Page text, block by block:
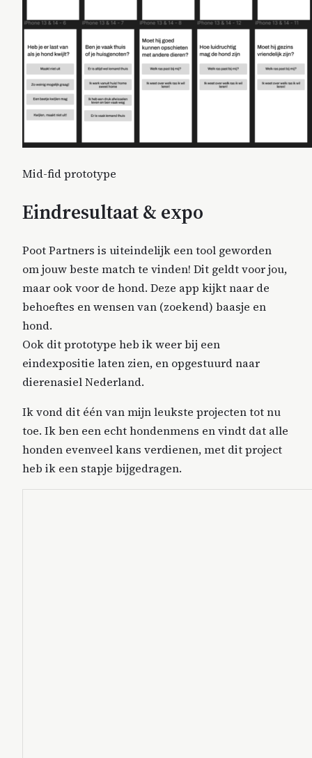
Mid-fid prototype
Eindresultaat & expo
Poot Partners is uiteindelijk een tool geworden
om jouw beste match te vinden! Dit geldt voor jou,
maar ook voor de hond. Deze app kijkt naar de
behoeftes en wensen van (zoekend) baasje en
hond.
Ook dit prototype heb ik weer bij een
eindexpositie laten zien, en opgestuurd naar
dierenasiel Nederland.
Ik vond dit één van mijn leukste projecten tot nu
toe. Ik ben een echt hondenmens en vindt dat alle
honden evenveel kans verdienen, met dit project
heb ik een stapje bijgedragen.